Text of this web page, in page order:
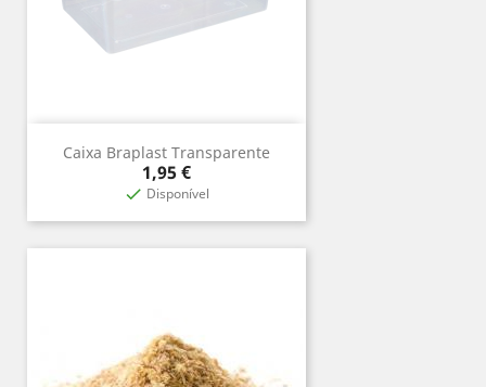
Caixa Braplast Transparente
Preço
1,95 €
 Disponível